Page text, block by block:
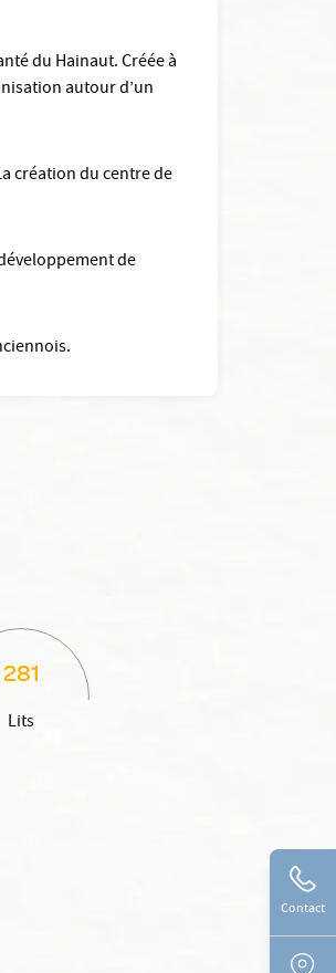
du Hainaut. Créée à
autour d’un
création du centre de
de
281
Lits
Contact